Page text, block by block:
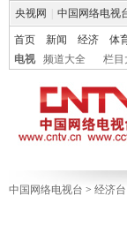
央视网 中国网络电视
首页 新闻 经济 体
电视
频道大全 栏目
中国网络电视台 > 经济台